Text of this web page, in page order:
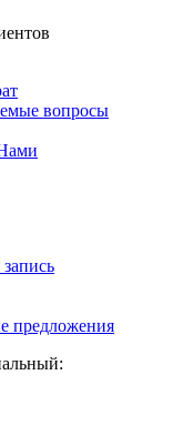
вопросы
предложения